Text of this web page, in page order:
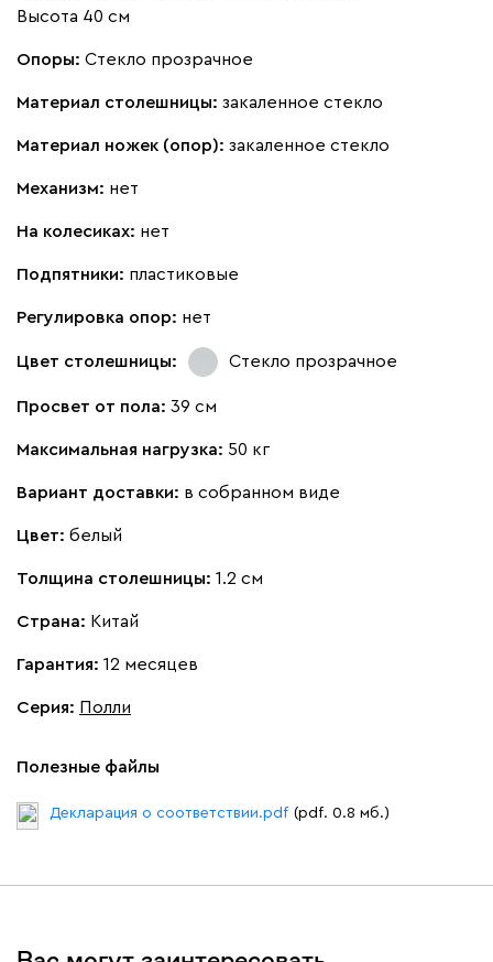
Высота 40 см
Опоры: Стекло прозрачное
Материал столешницы: закаленное стекло
Материал ножек (опор): закаленное стекло
Механизм: нет
На колесиках: нет
Подпятники: пластиковые
Регулировка опор: нет
Цвет столешницы: Стекло прозрачное
Просвет от пола: 39 см
Максимальная нагрузка: 50 кг
Вариант доставки: в собранном виде
Цвет: белый
Толщина столешницы: 1.2 см
Страна: Китай
Гарантия: 12 месяцев
Серия: Полли
Полезные файлы
Декларация о соответствии.pdf (pdf. 0.8 мб.)